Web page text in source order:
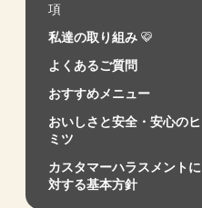
項
私達の取り組み
よくあるご質問
おすすめメニュー
おいしさと安全・安心のヒ
ミツ
カスタマーハラスメントに
対する基本方針